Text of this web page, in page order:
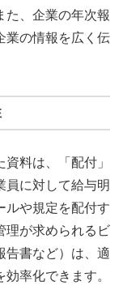
た、企業の年次報
業の情報を広く伝
料は、「配付」
員に対して給与明
ルや規定を配付す
理が求められるビ
告書など）は、適
率化できます。